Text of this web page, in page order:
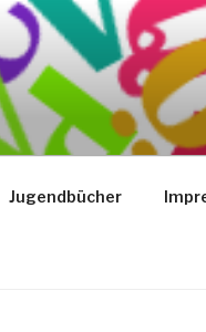
Jugendbücher